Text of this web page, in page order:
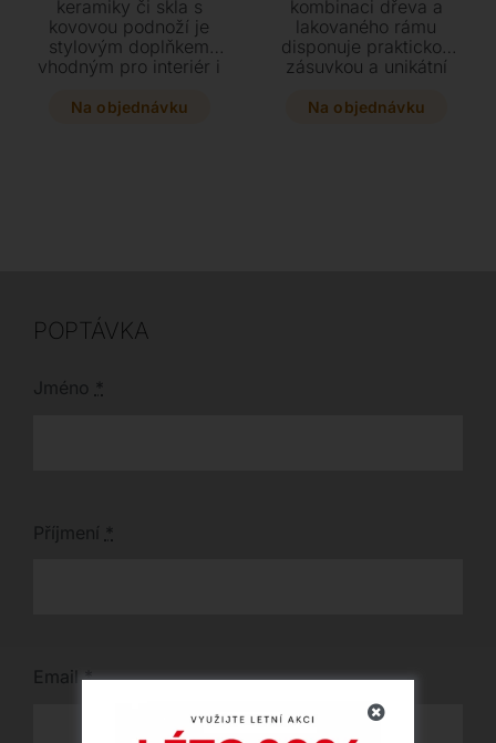
keramiky či skla s
kovovou podnoží je
stylovým doplňkem
vhodným pro interiér i
Doplňte svůj domov o
Na objednávku
kombinaci dřeva a
lakovaného rámu
disponuje praktickou
zásuvkou a unikátní
transparentního
Na objednávku
POPTÁVKA
Jméno *
Příjmení *
Email*